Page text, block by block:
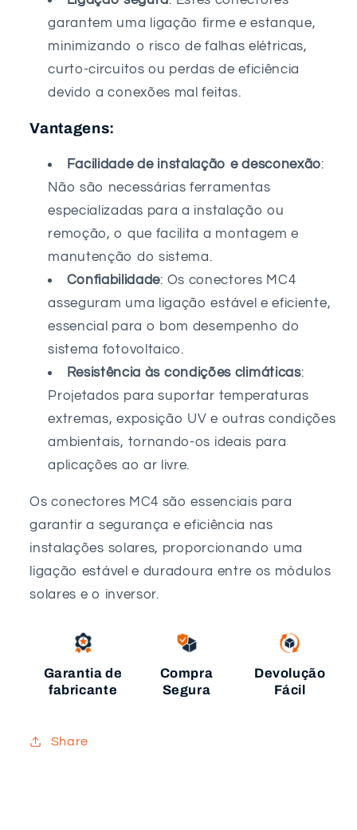
garantem uma ligação firme e estanque,
minimizando o risco de falhas elétricas,
curto-circuitos ou perdas de eficiência
devido a conexões mal feitas.
Vantagens:
Facilidade de instalação e desconexão:
Não são necessárias ferramentas
especializadas para a instalação ou
remoção, o que facilita a montagem e
manutenção do sistema.
Confiabilidade: Os conectores MC4
asseguram uma ligação estável e eficiente,
essencial para o bom desempenho do
sistema fotovoltaico.
Resistência às condições climáticas:
Projetados para suportar temperaturas
extremas, exposição UV e outras condições
ambientais, tornando-os ideais para
aplicações ao ar livre.
Os conectores MC4 são essenciais para
garantir a segurança e eficiência nas
instalações solares, proporcionando uma
ligação estável e duradoura entre os módulos
solares e o inversor.
Garantia de
fabricante
Compra
Segura
Devolução
Fácil
Share